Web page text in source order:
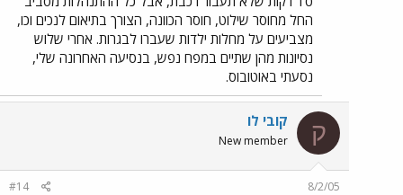
החל מחוסר שילוט, חוסר הכוונה, הצורך בתיאום לנכים וכו,
מצביעים על מחלות ילדות שעברו לבגרות. אחרי שלוש
נסיונות מהן שתיים במפח נפש, בנסיעה האחרונה שלי,
נסעתי באוטובוס.
ק קובי לו
New member
8/2/05
#14